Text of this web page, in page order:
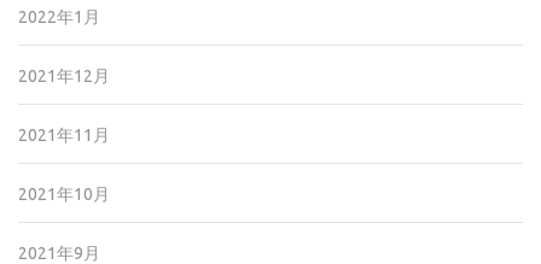
2022年1月
2021年12月
2021年11月
2021年10月
2021年9月